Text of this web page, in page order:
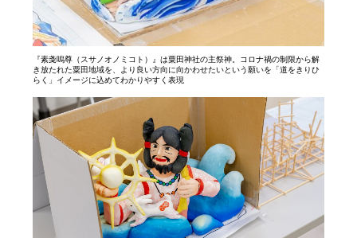
『素戔嗚尊（スサノオノミコト）』は粟田神社の主祭神。コロナ禍の制限から解
き放たれた粟田地域を、より良い方向に向かわせたいという願いを「道をきりひ
らく」イメージに込めてわかりやすく表現